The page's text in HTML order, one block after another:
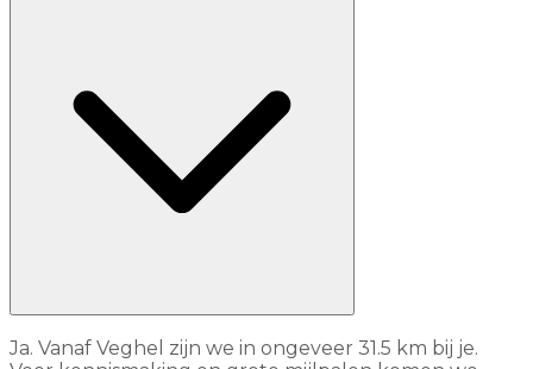
Ja. Vanaf Veghel zijn we in ongeveer 31.5 km bij je.